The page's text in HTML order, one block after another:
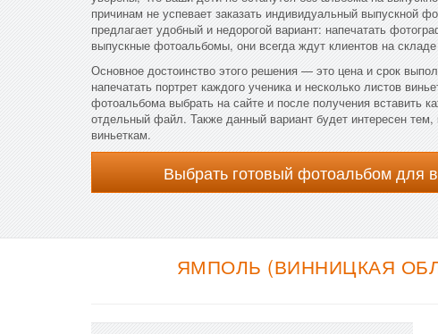
причинам не успевает заказать индивидуальный выпускной
предлагает удобный и недорогой вариант: напечатать
выпускные фотоальбомы, они всегда ждут клиентов на
Основное достоинство этого решения — это цена и срок
напечатать портрет каждого ученика и несколько листов
фотоальбома выбрать на сайте и после получения вставить
отдельный файл. Также данный вариант будет интересен тем,
виньеткам.
Выбрать готовый фотоальбом для
ЯМПОЛЬ (ВИННИЦКАЯ